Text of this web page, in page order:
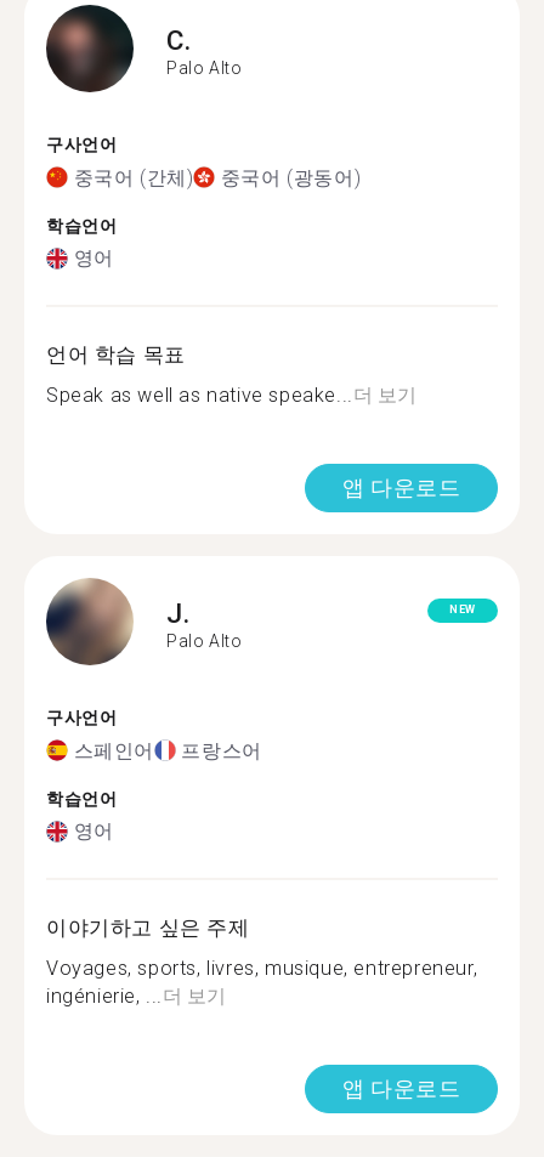
C.
Palo Alto
구사언어
중국어 (간체) 중국어 (광동어)
학습언어
영어
언어 학습 목표
Speak as well as native speake...더 보기
앱 다운로드
J.
Palo Alto
NEW
구사언어
스페인어 프랑스어
학습언어
영어
이야기하고 싶은 주제
Voyages, sports, livres, musique, entrepreneur,
ingénierie, ...더 보기
앱 다운로드